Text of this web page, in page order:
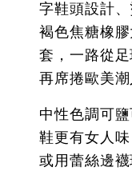
字鞋頭設計
褐色焦糖橡
套，一路從
再席捲歐美潮
中性色調可
鞋更有女人
或用蕾絲邊